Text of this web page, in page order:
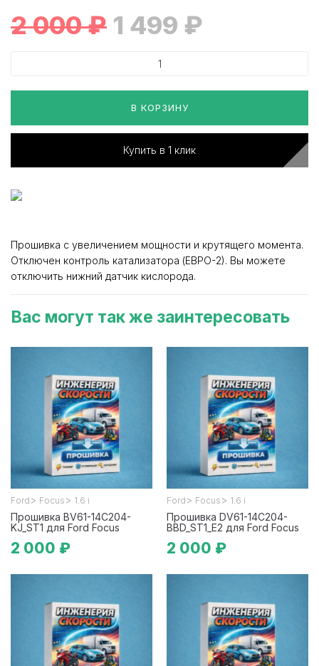
2 000₽ 1 499 ₽
В КОРЗИНУ
Купить в 1 клик
Прошивка с увеличением мощности и крутящего момента.
Отключен контроль катализатора (ЕВРО-2). Вы можете
отключить нижний датчик кислорода.
Вас могут так же заинтересовать
Ford > Focus > 1.6 i
Прошивка BV61-14C204-
KJ_ST1 для Ford Focus
2 000 ₽
Ford > Focus > 1.6 i
Прошивка DV61-14C204-
BBD_ST1_E2 для Ford Focus
2 000 ₽